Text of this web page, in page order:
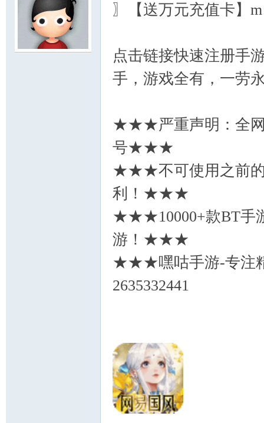
〗【送万元充值卡】m
点击链接快速注册手
手，游戏全有，一劳
★★★严重声明：全网
号★★★
★★★不可使用之前的
利！★★★
★★★10000+款BT手
游！★★★
★★★嘿咕手游-专注
2635332441